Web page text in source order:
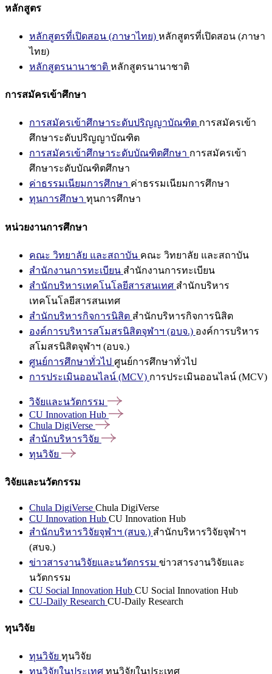
หลักสูตร
หลักสูตรที่เปิดสอน (ภาษาไทย) หลักสูตรที่เปิดสอน (ภาษา
ไทย)
หลักสูตรนานาชาติ หลักสูตรนานาชาติ
การสมัครเข้าศึกษา
การสมัครเข้าศึกษาระดับปริญญาบัณฑิต การสมัครเข้า
ศึกษาระดับปริญญาบัณฑิต
การสมัครเข้าศึกษาระดับบัณฑิตศึกษา การสมัครเข้า
ศึกษาระดับบัณฑิตศึกษา
ค่าธรรมเนียมการศึกษา ค่าธรรมเนียมการศึกษา
ทุนการศึกษา ทุนการศึกษา
หน่วยงานการศึกษา
คณะ วิทยาลัย และสถาบัน คณะ วิทยาลัย และสถาบัน
สำนักงานการทะเบียน สำนักงานการทะเบียน
สำนักบริหารเทคโนโลยีสารสนเทศ สำนักบริหาร
เทคโนโลยีสารสนเทศ
สำนักบริหารกิจการนิสิต สำนักบริหารกิจการนิสิต
องค์การบริหารสโมสรนิสิตจุฬาฯ (อบจ.) องค์การบริหาร
สโมสรนิสิตจุฬาฯ (อบจ.)
ศูนย์การศึกษาทั่วไป ศูนย์การศึกษาทั่วไป
การประเมินออนไลน์ (MCV) การประเมินออนไลน์ (MCV)
วิจัยและนวัตกรรม
CU Innovation Hub
Chula DigiVerse
สำนักบริหารวิจัย
ทุนวิจัย
วิจัยและนวัตกรรม
Chula DigiVerse Chula DigiVerse
CU Innovation Hub CU Innovation Hub
สำนักบริหารวิจัยจุฬาฯ (สบจ.) สำนักบริหารวิจัยจุฬาฯ
(สบจ.)
ข่าวสารงานวิจัยและนวัตกรรม ข่าวสารงานวิจัยและ
นวัตกรรม
CU Social Innovation Hub CU Social Innovation Hub
CU-Daily Research CU-Daily Research
ทุนวิจัย
ทุนวิจัย ทุนวิจัย
ทุนวิจัยในประเทศ ทุนวิจัยในประเทศ